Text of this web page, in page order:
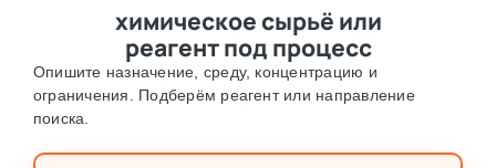
химическое сырьё или
реагент под процесс
Опишите назначение, среду, концентрацию и
ограничения. Подберём реагент или направление
поиска.